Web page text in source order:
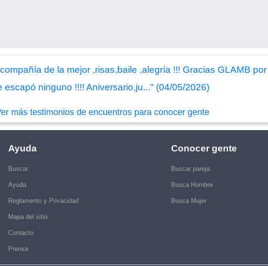
de la mejor ,risas,baile ,alegría !!! Gracias GLAMB
ninguno !!!! Aniversario,ju..." (04/05/2026)
más testimonios de encuentros para conocer gente
Ayuda
Buscar
Ayuda
Reglamento y Privacidad
Mapa del sitio
Contacto
Prensa
Conocer gente
Buscar pareja
Busca Hombre
Busca Mujer